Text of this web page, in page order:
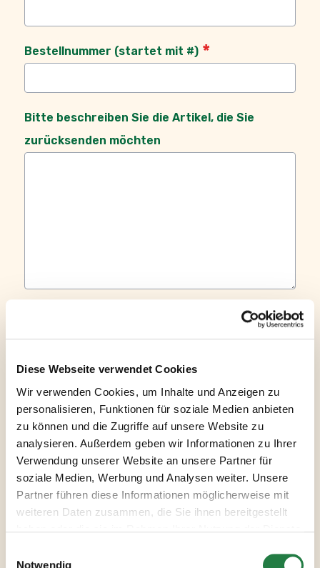
Diese Webseite verwendet Cookies
Wir verwenden Cookies, um Inhalte und Anzeigen zu
personalisieren, Funktionen für soziale Medien anbieten
zu können und die Zugriffe auf unsere Website zu
analysieren. Außerdem geben wir Informationen zu Ihrer
Verwendung unserer Website an unsere Partner für
soziale Medien, Werbung und Analysen weiter. Unsere
Partner führen diese Informationen möglicherweise mit
weiteren Daten zusammen, die Sie ihnen bereitgestellt
Notwendig
Bestellnummer (startet mit #)
Bitte beschreiben Sie die Artikel, die Sie
zurücksenden möchten
WIDERRUF BESTÄTIGEN
Prüfung erfolgt im Anschluss.
*= Pflichtfelder